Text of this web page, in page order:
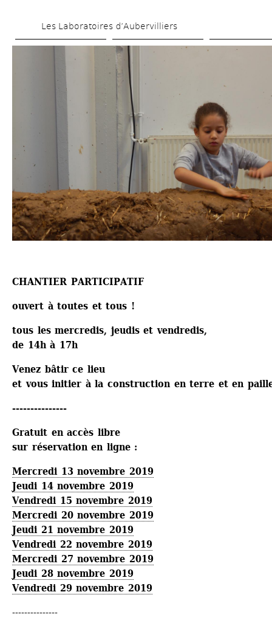
au
contenu
principal
Les Laboratoires d’Aubervilliers
CHANTIER PARTICIPATIF
ouvert à toutes et tous !
tous les mercredis, jeudis et vendredis,
de 14h à 17h
Venez bâtir ce lieu
et vous initier à la construction en terre et en
---------------
Gratuit en accès libre
sur réservation en ligne :
Mercredi 13 novembre 2019
Jeudi 14 novembre 2019
Vendredi 15 novembre 2019
Mercredi 20 novembre 2019
Jeudi 21 novembre 2019
Vendredi 22 novembre 2019
Mercredi 27 novembre 2019
Jeudi 28 novembre 2019
Vendredi 29 novembre 2019
---------------